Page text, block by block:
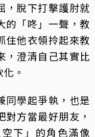
，脫下打擊護肘就
的「咚」一聲，教
住他衣領拎起來教
，澄清自己其實比
。
同學起爭執，也是
方當最好朋友，
下」的角色滿像